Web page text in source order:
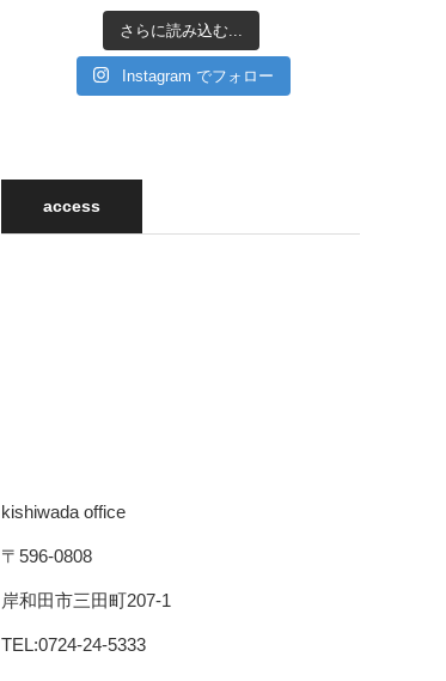
さらに読み込む...
Instagram でフォロー
access
kishiwada office
〒596-0808
岸和田市三田町207-1
TEL:0724-24-5333